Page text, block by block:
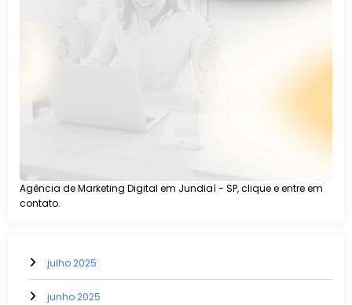
Agência de Marketing Digital em Jundiaí - SP, clique e entre em
contato.
julho 2025
junho 2025